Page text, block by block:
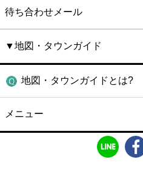
待ち合わせメール
▼地図・タウンガイド
地図・タウンガイドとは?
メニュー